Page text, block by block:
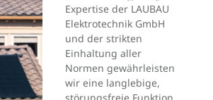
Expertise der LAUBAU
Elektrotechnik GmbH
und der strikten
Einhaltung aller
Normen gewährleisten
wir eine langlebige,
störungsfreie Funktion